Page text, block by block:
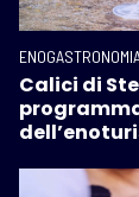
Calici di